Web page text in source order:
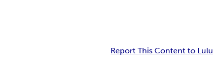
Report This Content to Lulu